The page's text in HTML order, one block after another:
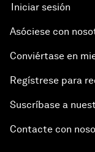
Iniciar sesión
Asóciese con
Conviértase en
Regístrese para
Suscríbase a
Contacte con